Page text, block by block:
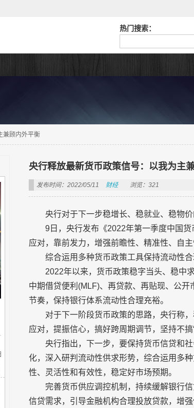
热门搜索：
兼顾内外平衡
央行释放最新货币政策信号：以我为主
发布时间：2022/05/11 财经 浏览：321
央行对于下一步稳增长、稳就业、稳物价
9日，央行发布《2022年第一季度中国
应对，靠前发力，增强前瞻性、精准性、自
综合运用多种货币政策工具保持流动性
2022年以来，货币政策稳字当头、稳中
中期借贷便利(MLF)、再贷款、再贴现、公
节奏，保持银行体系流动性合理充裕。
对于下一阶段货币政策的思路，央行称
应对，提振信心，搞好跨周期调节，坚持不
央行指出，下一步，要保持货币信贷和
化，深入研判流动性供求形势，综合运用多
性、灵活性和有效性，稳定好市场预期。
完善货币供应调控机制，持续缓解银行
信贷需求，引导金融机构合理投放贷款，增